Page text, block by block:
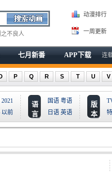
不良人
动漫排行
一周更新
七月新番 APP下载 连
P Q R S T U V
2021
以前
语
言
国语 粤语
日语 英语
版
本